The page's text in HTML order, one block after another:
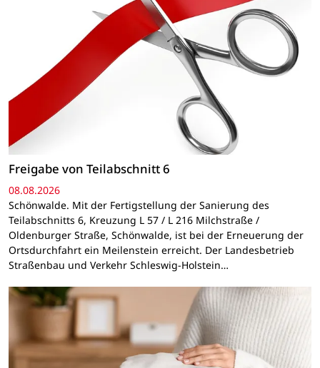
Freigabe von Teilabschnitt 6
08.08.2026
Schönwalde. Mit der Fertigstellung der Sanierung des
Teilabschnitts 6, Kreuzung L 57 / L 216 Milchstraße /
Oldenburger Straße, Schönwalde, ist bei der Erneuerung der
Ortsdurchfahrt ein Meilenstein erreicht. Der Landesbetrieb
Straßenbau und Verkehr Schleswig-Holstein…